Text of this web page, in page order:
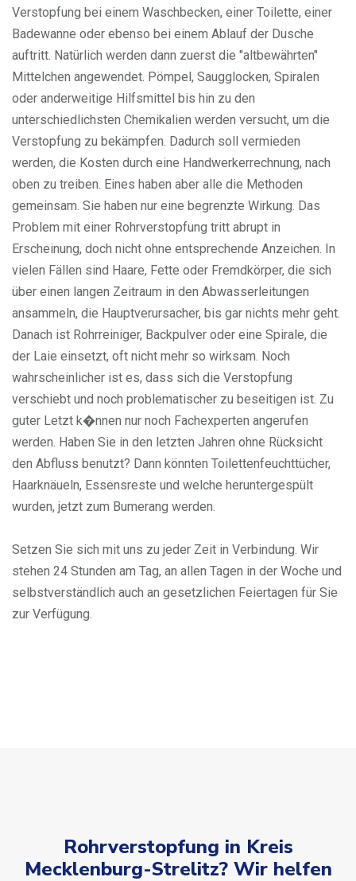
Verstopfung bei einem Waschbecken, einer Toilette, einer
Badewanne oder ebenso bei einem Ablauf der Dusche
auftritt. Natürlich werden dann zuerst die "altbewährten"
Mittelchen angewendet. Pömpel, Saugglocken, Spiralen
oder anderweitige Hilfsmittel bis hin zu den
unterschiedlichsten Chemikalien werden versucht, um die
Verstopfung zu bekämpfen. Dadurch soll vermieden
werden, die Kosten durch eine Handwerkerrechnung, nach
oben zu treiben. Eines haben aber alle die Methoden
gemeinsam. Sie haben nur eine begrenzte Wirkung. Das
Problem mit einer Rohrverstopfung tritt abrupt in
Erscheinung, doch nicht ohne entsprechende Anzeichen. In
vielen Fällen sind Haare, Fette oder Fremdkörper, die sich
über einen langen Zeitraum in den Abwasserleitungen
ansammeln, die Hauptverursacher, bis gar nichts mehr geht.
Danach ist Rohrreiniger, Backpulver oder eine Spirale, die
der Laie einsetzt, oft nicht mehr so wirksam. Noch
wahrscheinlicher ist es, dass sich die Verstopfung
verschiebt und noch problematischer zu beseitigen ist. Zu
guter Letzt k�nnen nur noch Fachexperten angerufen
werden. Haben Sie in den letzten Jahren ohne Rücksicht
den Abfluss benutzt? Dann könnten Toilettenfeuchttücher,
Haarknäueln, Essensreste und welche heruntergespült
wurden, jetzt zum Bumerang werden.
Setzen Sie sich mit uns zu jeder Zeit in Verbindung. Wir
stehen 24 Stunden am Tag, an allen Tagen in der Woche und
selbstverständlich auch an gesetzlichen Feiertagen für Sie
zur Verfügung.
Rohrverstopfung in Kreis
Mecklenburg-Strelitz? Wir helfen